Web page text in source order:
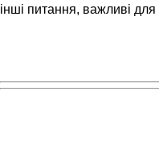
інші питання, важливі